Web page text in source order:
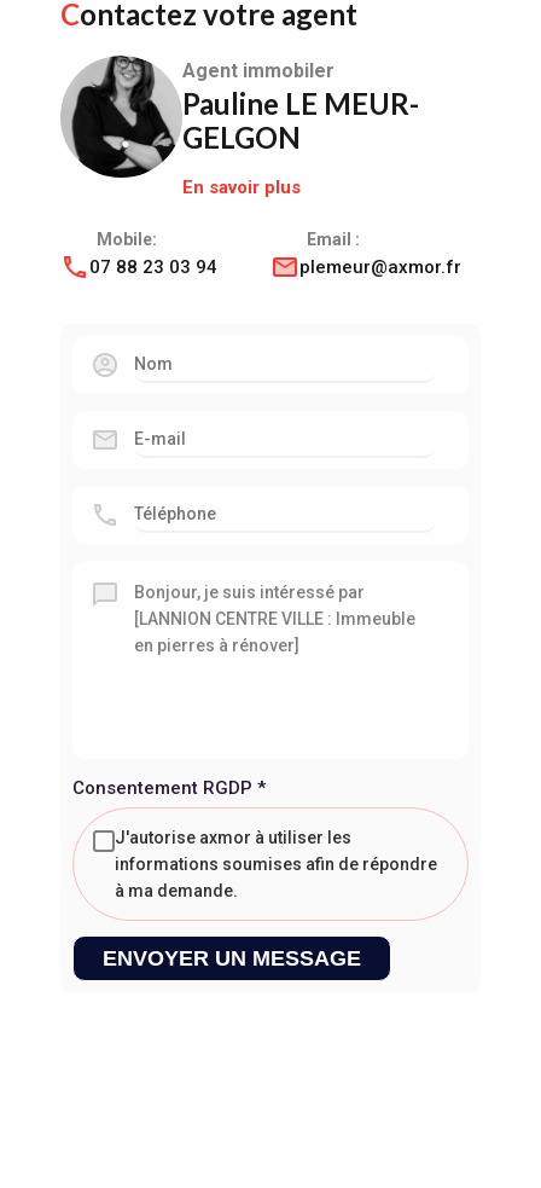
Contactez votre agent
Agent immobiler
Pauline LE MEUR-
GELGON
En savoir plus
Mobile:
07 88 23 03 94
Email :
plemeur@axmor.fr
Consentement RGDP *
J'autorise axmor à utiliser les
informations soumises afin de répondre
à ma demande.
ENVOYER UN MESSAGE